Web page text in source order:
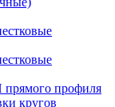
профиля
кругов